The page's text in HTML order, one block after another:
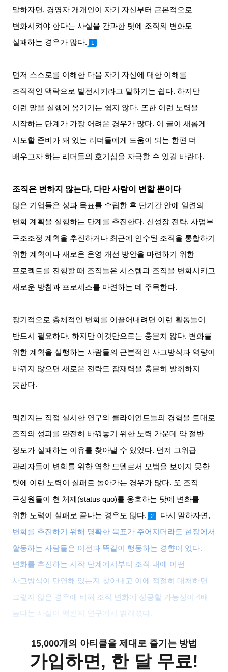
말하자면, 경영자 개개인이 자기 자신부터 근본적으로
변화시켜야 한다는 사실을 간과한 탓에 조직의 변화도
실패하는 경우가 많다. 1
먼저 스스로를 이해한 다음 자기 자신에 대한 이해를
조직적인 맥락으로 발전시키라고 말하기는 쉽다.하지만
이런 말을 실행에 옮기기는 쉽지 않다. 또한 이런 노력을
시작하는 단계가 가장 어려운 경우가 많다. 이 글이 새롭게
시도할 준비가 돼 있는 리더들에게 도움이 되는 한편 더
배우고자 하는 리더들의 호기심을 자극할 수 있길 바란다.
조직은 변하지 않는다, 다만 사람이 변할 뿐이다
많은 기업들은 성과 목표를 수립한 후 단기간 안에 일련의
변화 계획을 실행하는 단계를 추진한다. 신성장 전략,사업부
구조조정 계획을 추진하거나 최근에 인수된 조직을 통합하기
위한 계획이나 새로운 운영 개선 방안을 마련하기 위한
프로젝트를 진행할 때 조직들은 시스템과 조직을 변화시키고
새로운 방침과 프로세스를 마련하는 데 주목한다.
장기적으로 총체적인 변화를 이끌어내려면 이런 활동들이
반드시 필요하다.하지만 이것만으로는 충분치 않다. 변화를
위한 계획을 실행하는 사람들의 근본적인 사고방식과 역량이
바뀌지 않으면 새로운 전략도 잠재력을 충분히 발휘하지
못한다.
맥킨지는 직접 실시한 연구와 클라이언트들의 경험을 토대로
조직의 성과를 완전히 바꿔놓기 위한 노력 가운데 약 절반
정도가 실패하는 이유를 찾아낼 수 있었다. 먼저 고위급
관리자들이 변화를 위한 역할 모델로서 모범을 보이지 못한
탓에 이런 노력이 실패로 돌아가는 경우가 많다. 또 조직
구성원들이 현 체제 (status quo)를 옹호하는 탓에 변화를
위한 노력이 실패로 끝나는 경우도 많다. 2 다시 말하자면,
변화를 추진하기 위해 명확한 목표가 주어지더라도 현장에서
활동하는 사람들은 이전과 똑같이 행동하는 경향이 있다.
변화를 추진하는 시작 단계에서부터 조직 내에 어떤
사고방식이 만연해 있는지 찾아내고 이에 적절히 대처하면
그렇지 않은 경우에 비해 조직 변화에 성공할 가능성이
4배
높다는 사실이 맥킨지 연구에서 밝혀졌다 .
15,000개의 아티클을 제대로 즐기는 방법
가입하면, 한 달 무료!